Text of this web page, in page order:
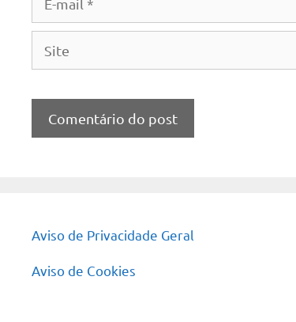
mail
Aviso de Privacidade Geral
Aviso de Cookies